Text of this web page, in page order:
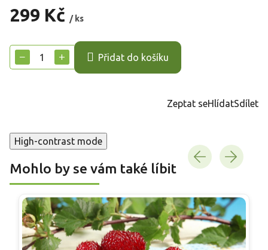
299 Kč / ks
cena:
+
− Přidat do košíku
Zeptat seHlídatSdílet
High-contrast mode
Mohlo by se vám také líbit